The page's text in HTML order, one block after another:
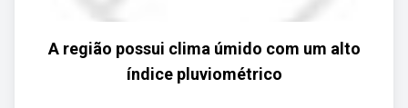
A região possui clima úmido com um alto
índice pluviométrico